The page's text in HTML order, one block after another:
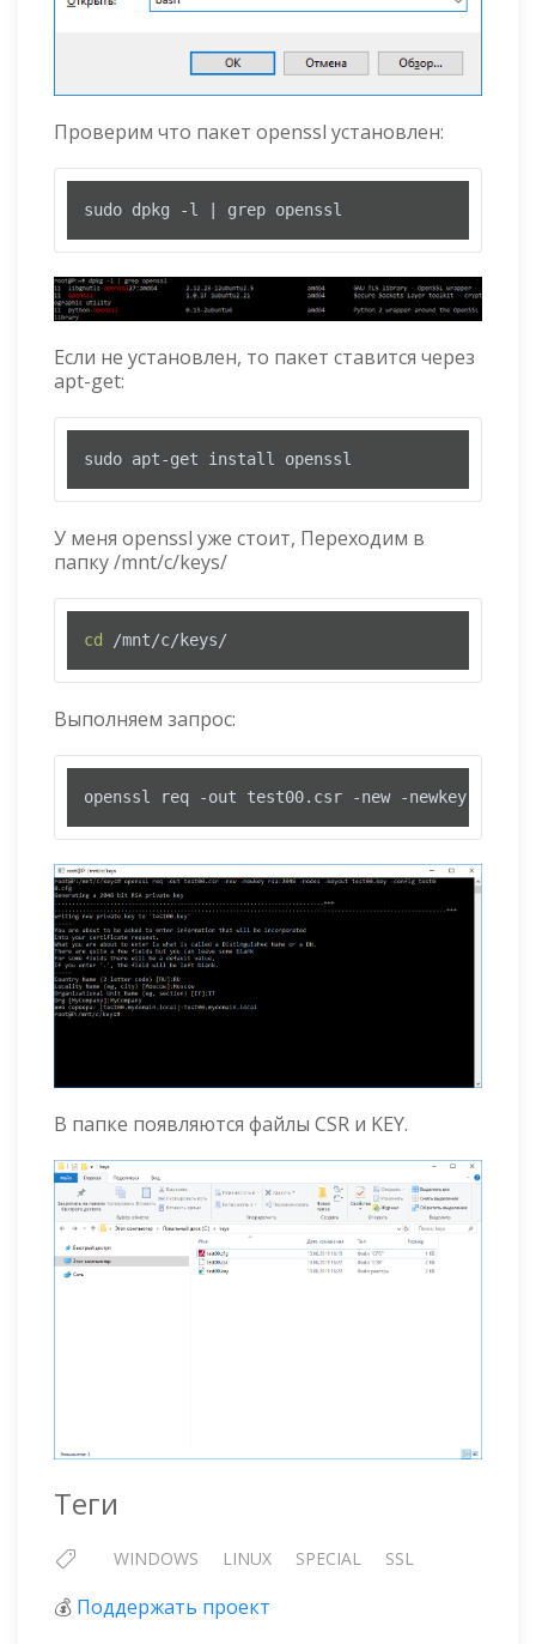
Проверим что пакет openssl установлен:
sudo dpkg -l | grep openssl
Если не установлен, то пакет ставится через
apt-get:
sudo apt-get install openssl
У меня openssl уже стоит, Переходим в
папку /mnt/c/keys/
cd /mnt/c/keys/
Выполняем запрос:
openssl req -out test00.csr -new -newkey
В папке появляются файлы CSR и KEY.
Теги
WINDOWS LINUX SPECIAL SSL
💰 Поддержать проект